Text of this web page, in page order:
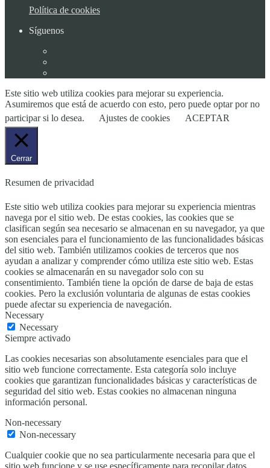
Política de cookies
Síguenos
Este sitio web utiliza cookies para mejorar su experiencia.
Asumiremos que está de acuerdo con esto, pero puede optar por no
participar si lo desea.
Ajustes de cookies ACEPTAR
Cerrar
Resumen de privacidad
Este sitio web utiliza cookies para mejorar su experiencia mientras
navega por el sitio web. De estas cookies, las cookies que se
clasifican según sea necesario se almacenan en su navegador, ya que
son esenciales para el funcionamiento de las funcionalidades básicas
del sitio web. También utilizamos cookies de terceros que nos
ayudan a analizar y comprender cómo utiliza este sitio web. Estas
cookies se almacenarán en su navegador solo con su
consentimiento. También tiene la opción de darse de baja de estas
cookies. Pero la exclusión voluntaria de algunas de estas cookies
puede afectar su experiencia de navegación.
Necessary
Necessary
Siempre activado
Las cookies necesarias son absolutamente esenciales para que el
sitio web funcione correctamente. Esta categoría solo incluye
cookies que garantizan funcionalidades básicas y características de
seguridad del sitio web. Estas cookies no almacenan ninguna
información personal.
Non-necessary
Non-necessary
Cualquier cookie que no sea particularmente necesaria para que el
sitio web funcione y se use específicamente para recopilar datos